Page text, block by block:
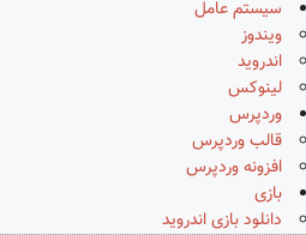
سیستم عامل
ویندوز
اندروید
لینوکس
وردپرس
قالب وردپرس
افزونه وردپرس
بازی
دانلود بازی اندروید